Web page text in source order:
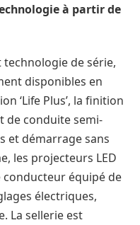
à partir de
de série,
disponibles en
‘Life Plus’, la finition
de conduite semi-
et démarrage sans
les projecteurs LED
conducteur équipé de
électriques,
La sellerie est